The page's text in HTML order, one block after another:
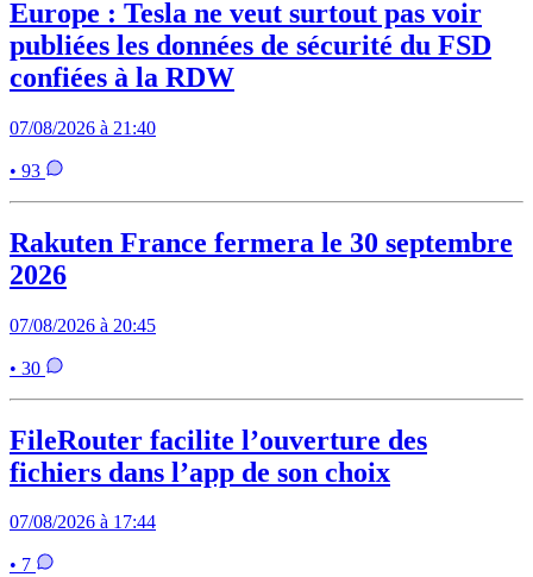
Europe : Tesla ne veut surtout pas voir
publiées les données de sécurité du FSD
confiées à la RDW
07/08/2026 à 21:40
• 93
Rakuten France fermera le 30 septembre
2026
07/08/2026 à 20:45
• 30
FileRouter facilite l’ouverture des
fichiers dans l’app de son choix
07/08/2026 à 17:44
• 7